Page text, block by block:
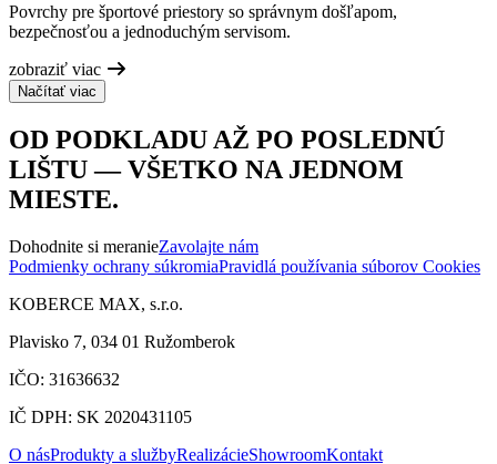
Povrchy pre športové priestory so správnym došľapom,
bezpečnosťou a jednoduchým servisom.
zobraziť viac
Načítať viac
OD PODKLADU AŽ PO POSLEDNÚ
LIŠTU — VŠETKO NA JEDNOM
MIESTE.
Dohodnite si meranieZavolajte nám
Podmienky ochrany súkromiaPravidlá používania súborov Cookies
KOBERCE MAX, s.r.o.
Plavisko 7, 034 01 Ružomberok
IČO: 31636632
IČ DPH: SK 2020431105
O násProdukty a službyRealizácieShowroomKontakt